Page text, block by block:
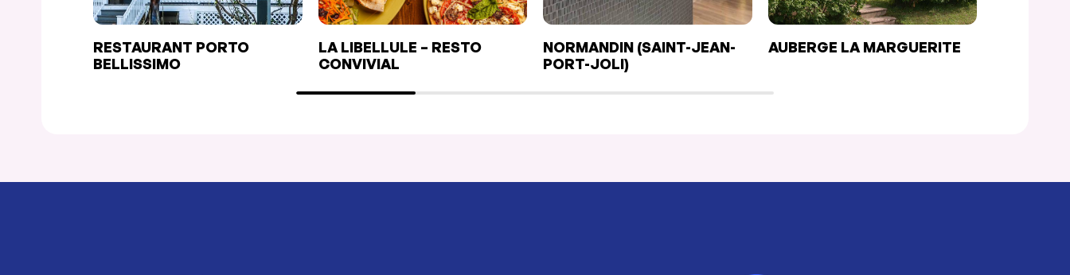
RESTAURANT PORTO
BELLISSIMO
LA LIBELLULE – RESTO
CONVIVIAL
NORMANDIN (SAINT-JEAN-
PORT-JOLI)
AUBERGE LA MARGUERITE